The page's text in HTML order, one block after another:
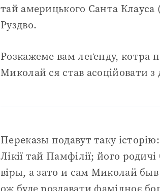
тай америцького Санта
Руздво.
Розкажеме вам леґенду, котра
Миколай ся став асоційовати
Переказы подавут таку
Лікії тай Памфілії; його
віры, а зато и сам Миколай